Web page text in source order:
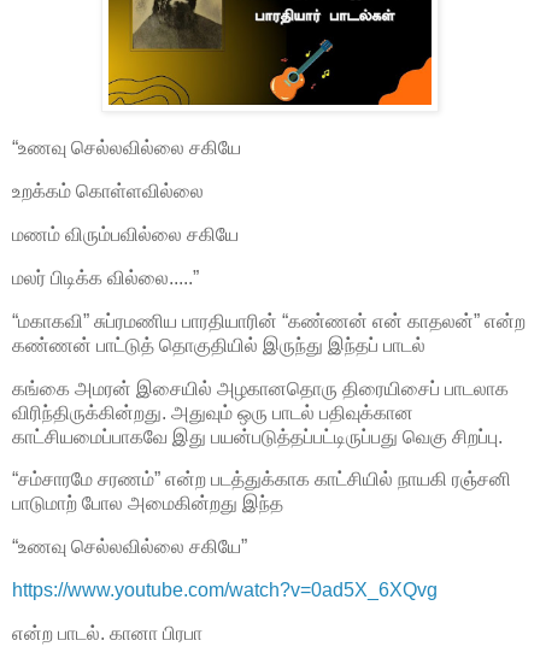
“உணவு செல்லவில்லை சகியே
உறக்கம் கொள்ளவில்லை
மணம் விரும்பவில்லை சகியே
மலர் பிடிக்க வில்லை.....”
“மகாகவி” சுப்ரமணிய பாரதியாரின் “கண்ணன் என் காதலன்” என்ற
கண்ணன் பாட்டுத் தொகுதியில் இருந்து இந்தப் பாடல்
கங்கை அமரன் இசையில் அழகானதொரு திரையிசைப் பாடலாக
விரிந்திருக்கின்றது. அதுவும் ஒரு பாடல் பதிவுக்கான
காட்சியமைப்பாகவே இது பயன்படுத்தப்பட்டிருப்பது வெகு சிறப்பு.
“சம்சாரமே சரணம்” என்ற படத்துக்காக காட்சியில் நாயகி ரஞ்சனி
பாடுமாற் போல அமைகின்றது இந்த
“உணவு செல்லவில்லை சகியே”
https://www.youtube.com/watch?v=0ad5X_6XQvg
என்ற பாடல். கானா பிரபா